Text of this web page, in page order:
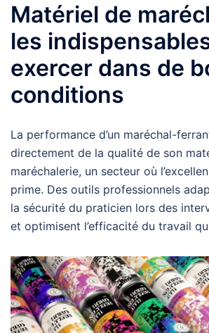
Matériel de
les
exercer dans de
conditions
La performance d’un maréchal-
directement de la qualité de son
maréchalerie, un secteur où
prime. Des outils professionnels
la sécurité du praticien lors des
et optimisent l’efficacité du travail